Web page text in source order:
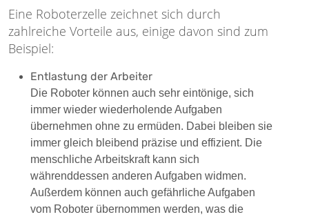
Eine Roboterzelle zeichnet sich durch
zahlreiche Vorteile aus, einige davon sind zum
Beispiel:
Entlastung der Arbeiter
Die Roboter können auch sehr eintönige, sich
immer wieder wiederholende Aufgaben
übernehmen ohne zu ermüden. Dabei bleiben sie
immer gleich bleibend präzise und effizient. Die
menschliche Arbeitskraft kann sich
währenddessen anderen Aufgaben widmen.
Außerdem können auch gefährliche Aufgaben
vom Roboter übernommen werden, was die